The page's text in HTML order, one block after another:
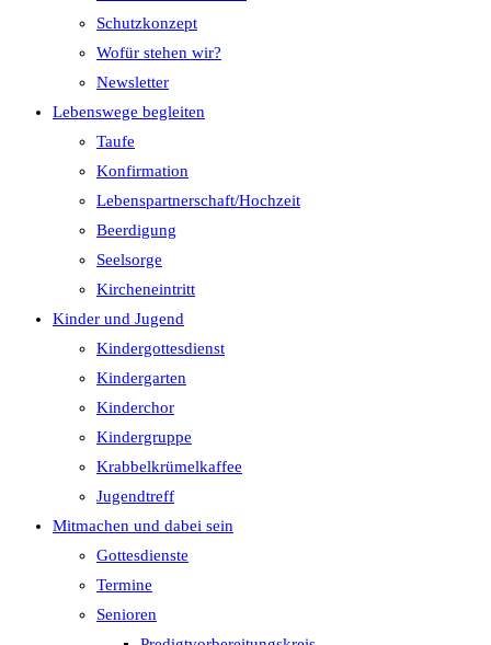
Schutzkonzept
Wofür stehen wir?
Newsletter
Lebenswege begleiten
Taufe
Konfirmation
Lebenspartnerschaft/Hochzeit
Beerdigung
Seelsorge
Kircheneintritt
Kinder und Jugend
Kindergottesdienst
Kindergarten
Kinderchor
Kindergruppe
Krabbelkrümelkaffee
Jugendtreff
Mitmachen und dabei sein
Gottesdienste
Termine
Senioren